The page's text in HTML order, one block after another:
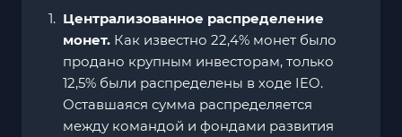
Централизованное распределение
монет. Как известно 22,4% монет было
продано крупным инвесторам, только
12,5% были распределены в ходе IEO.
Оставшаяся сумма распределяется
между командой и фондами развития